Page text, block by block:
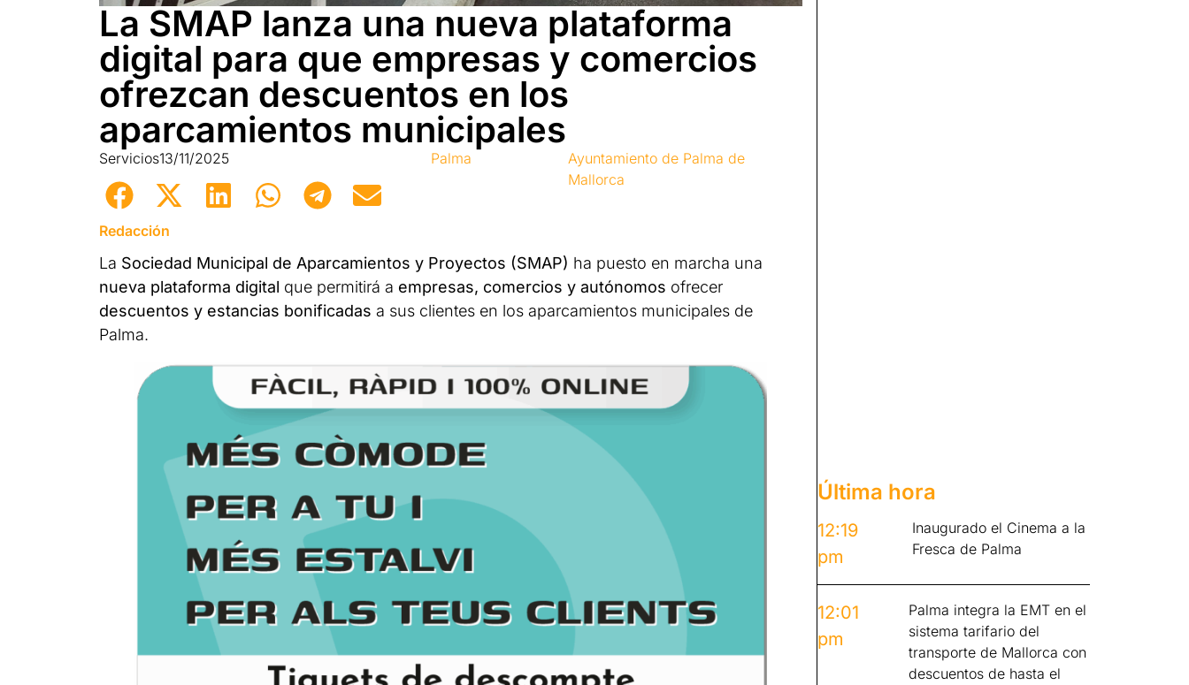
La SMAP lanza una nueva plataforma
digital para que empresas y comercios
ofrezcan descuentos en los
aparcamientos municipales
Servicios13/11/2025 Palma
Ayuntamiento de Palma de
Mallorca
Redacción
La Sociedad Municipal de Aparcamientos y Proyectos (SMAP) ha puesto en marcha una
nueva plataforma digital que permitirá a empresas, comercios y autónomos ofrecer
descuentos y estancias bonificadas a sus clientes en los aparcamientos municipales de
Palma.
Última hora
12:19
pm
Inaugurado el Cinema a la
Fresca de Palma
12:01
pm
Palma integra la EMT en el
sistema tarifario del
transporte de Mallorca con
descuentos de hasta el